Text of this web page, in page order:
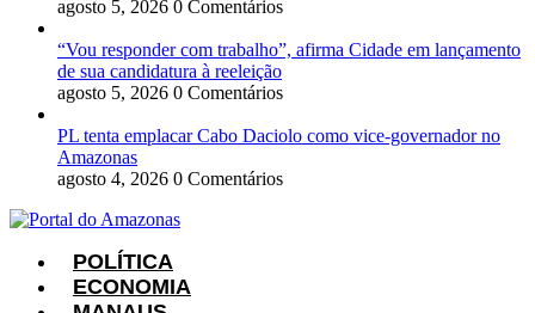
agosto 5, 2026 0 Comentários
“Vou responder com trabalho”, afirma Cidade em lançamento
de sua candidatura à reeleição
agosto 5, 2026 0 Comentários
PL tenta emplacar Cabo Daciolo como vice-governador no
Amazonas
agosto 4, 2026 0 Comentários
POLÍTICA
ECONOMIA